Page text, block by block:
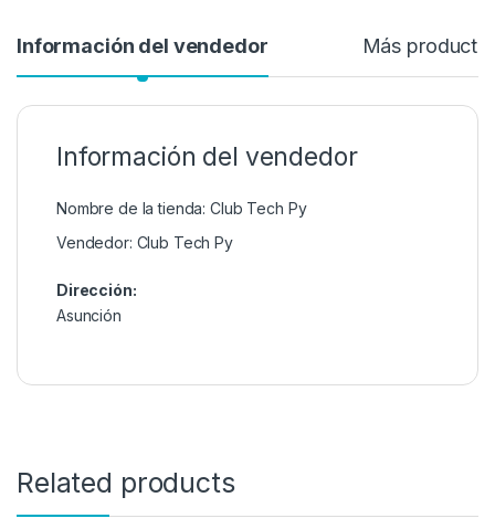
Información del vendedor Más
Información del vendedor
Nombre de la tienda: Club Tech Py
Vendedor: Club Tech Py
Dirección:
Asunción
Related products